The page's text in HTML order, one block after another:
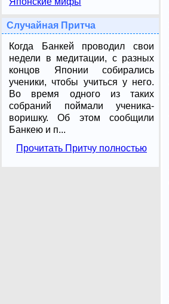
Случайная Притча
Когда Банкей проводил свои
недели в медитации, с разных
концов Японии собирались
ученики, чтобы учиться у него.
Во время одного из таких
собраний поймали ученика-
воришку. Об этом сообщили
Банкею и п...
Прочитать Притчу полностью